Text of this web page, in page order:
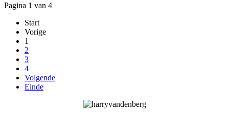
Pagina 1 van 4
Start
Vorige
1
2
3
4
Volgende
Einde